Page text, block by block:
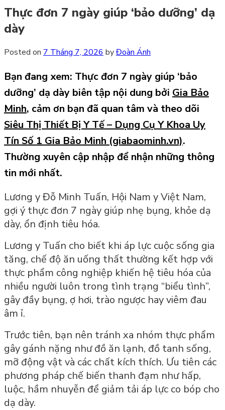
Thực đơn 7 ngày giúp ‘bảo dưỡng’ dạ
dày
Posted on 7 Tháng 7, 2026 byĐoàn Ánh
Bạn đang xem: Thực đơn 7 ngày giúp ‘bảo
dưỡng’ dạ dày biên tập nội dung bởi Gia Bảo
Minh, cảm ơn bạn đã quan tâm và theo dõi
Siêu Thị Thiết Bị Y Tế – Dụng Cụ Y Khoa Uy
Tín Số 1 Gia Bảo Minh (giabaominh.vn).
Thường xuyên cập nhập để nhận những thông
tin mới nhất.
Lương y Đỗ Minh Tuấn, Hội Nam y Việt Nam,
gợi ý thực đơn 7 ngày giúp nhẹ bụng, khỏe dạ
dày, ổn định tiêu hóa.
Lương y Tuấn cho biết khi áp lực cuộc sống gia
tăng, chế độ ăn uống thất thường kết hợp với
thực phẩm công nghiệp khiến hệ tiêu hóa của
nhiều người luôn trong tình trạng “biểu tình”,
gây đầy bụng, ợ hơi, trào ngược hay viêm đau
âm ỉ.
Trước tiên, bạn nên tránh xa nhóm thực phẩm
gây gánh nặng như đồ ăn lạnh, đồ tanh sống,
mỡ động vật và các chất kích thích. Ưu tiên các
phương pháp chế biến thanh đạm như hấp,
luộc, hầm nhuyễn để giảm tải áp lực co bóp cho
dạ dày.